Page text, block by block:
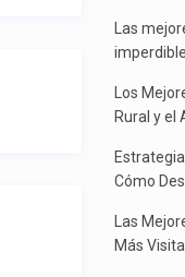
Las
Los
Rural y el
Cómo
Las
Más